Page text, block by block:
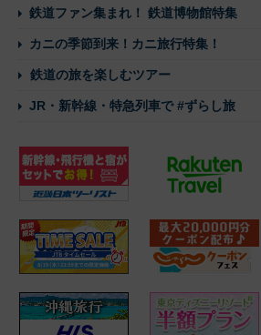
鉄道ファン集まれ！ 鉄道博物館特集
カニの季節到来！カニ旅行特集！
鉄道の旅を楽しむツアー
JR・新幹線・特急列車で #ずらし旅